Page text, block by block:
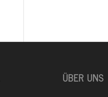
ÜBER UNS